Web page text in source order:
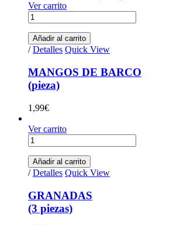
Ver carrito
MANGOS DE BARCO(pieza) quantity
Añadir al carrito
/ Detalles Quick View
MANGOS DE BARCO
(pieza)
1,99€
Ver carrito
GRANADAS (3 piezas) quantity
Añadir al carrito
/ Detalles Quick View
GRANADAS
(3 piezas)